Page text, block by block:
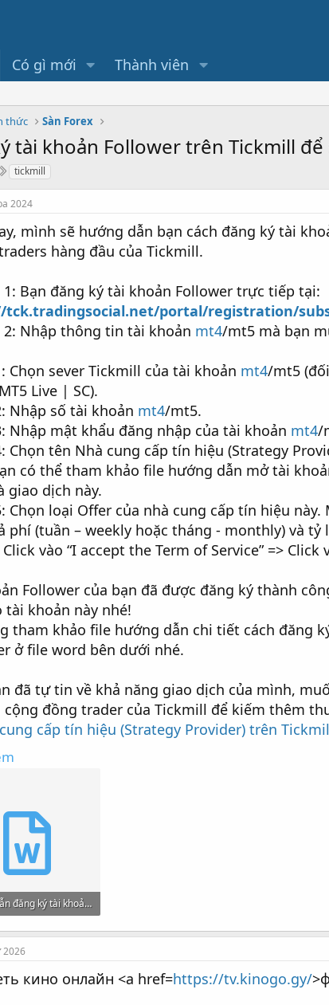
Có gì mới Thành viên
thức Sàn Forex
tài khoản Follower trên Tickmill
T
ẻ
tickmill
2024
mình sẽ hướng dẫn bạn cách đăng ký tài
hàng đầu của Tickmill.
1: Bạn đăng ký tài khoản Follower trực tiếp tại:
tck.tradingsocial.net/portal/registration/
2: Nhập thông tin tài khoản mt4/mt5 mà bạn
Chọn sever Tickmill của tài khoản mt4/mt5
Live | SC).
Nhập số tài khoản mt4/mt5.
Nhập mật khẩu đăng nhập của tài khoản mt4/
Chọn tên Nhà cung cấp tín hiệu (Strategy
có thể tham khảo file hướng dẫn mở tài
giao dịch này.
Chọn loại Offer của nhà cung cấp tín hiệu
phí (tuần – weekly hoặc tháng - monthly) và
vào “I accept the Term of Service” => Click
Follower của bạn đã được đăng ký thành
tài khoản này nhé!
tham khảo file hướng dẫn chi tiết cách đăng
ở file word bên dưới nhé.
đã tự tin về khả năng giao dịch của mình,
cộng đồng trader của Tickmill để kiếm thêm
cấp tín hiệu (Strategy Provider) trên
Hướng dẫn đăng ký tài khoản Follower trên Tickmill để sao chép giao dịch.docx
2026
кино онлайн <a href=https://tv.kinogo.gy/